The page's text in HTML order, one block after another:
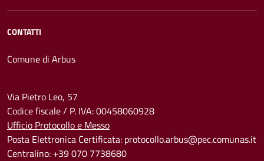
CONTATTI
Comune di Arbus
Via Pietro Leo, 57
Codice fiscale / P. IVA: 00458060928
Ufficio Protocollo e Messo
Posta Elettronica Certificata: protocollo.arbus@pec.comunas.it
Centralino: +39 070 7738680